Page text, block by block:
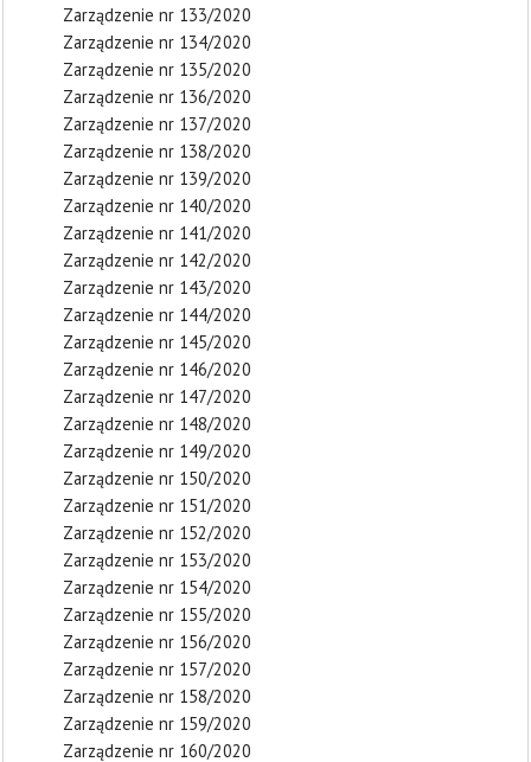
Zarządzenie nr 133/2020
Zarządzenie nr 134/2020
Zarządzenie nr 135/2020
Zarządzenie nr 136/2020
Zarządzenie nr 137/2020
Zarządzenie nr 138/2020
Zarządzenie nr 139/2020
Zarządzenie nr 140/2020
Zarządzenie nr 141/2020
Zarządzenie nr 142/2020
Zarządzenie nr 143/2020
Zarządzenie nr 144/2020
Zarządzenie nr 145/2020
Zarządzenie nr 146/2020
Zarządzenie nr 147/2020
Zarządzenie nr 148/2020
Zarządzenie nr 149/2020
Zarządzenie nr 150/2020
Zarządzenie nr 151/2020
Zarządzenie nr 152/2020
Zarządzenie nr 153/2020
Zarządzenie nr 154/2020
Zarządzenie nr 155/2020
Zarządzenie nr 156/2020
Zarządzenie nr 157/2020
Zarządzenie nr 158/2020
Zarządzenie nr 159/2020
Zarządzenie nr 160/2020